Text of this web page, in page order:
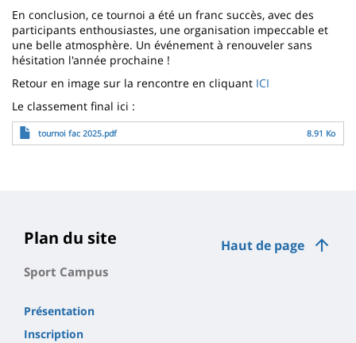
En conclusion, ce tournoi a été un franc succès, avec des
participants enthousiastes, une organisation impeccable et
une belle atmosphère. Un événement à renouveler sans
hésitation l'année prochaine !
Retour en image sur la rencontre en cliquant ICI
Le classement final ici :
Fichiertournoi fac 2025.pdf 8.91 Ko
Haut de page
Plan du site
Sport Campus
Présentation
Inscription